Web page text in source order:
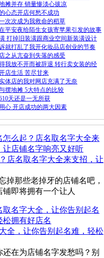
摊并存 销量惨淡心拔凉
心态开店何愁不成功
次次成为我救命的稻草
平安夜给陌生女孩寄苹果引发的故事
打掉旧装潢跟商业空间新装潢设计
就打乱了我开化妆品店创业的节奏
之从亢奋到失落的感受
我放不开而被辞退 转行卖女装的经
店生活 苦尽甘来
体店的我对网店充满了无奈
摆地摊 5大特点的比较
天还是一无所获
心 开店成功的两大因素
店名取名字大全来支招，让
那些老掉牙的店铺名吧，
铺即将拥有一个让人
全，让你告别起名难，轻松
为店铺名字发愁吗？别